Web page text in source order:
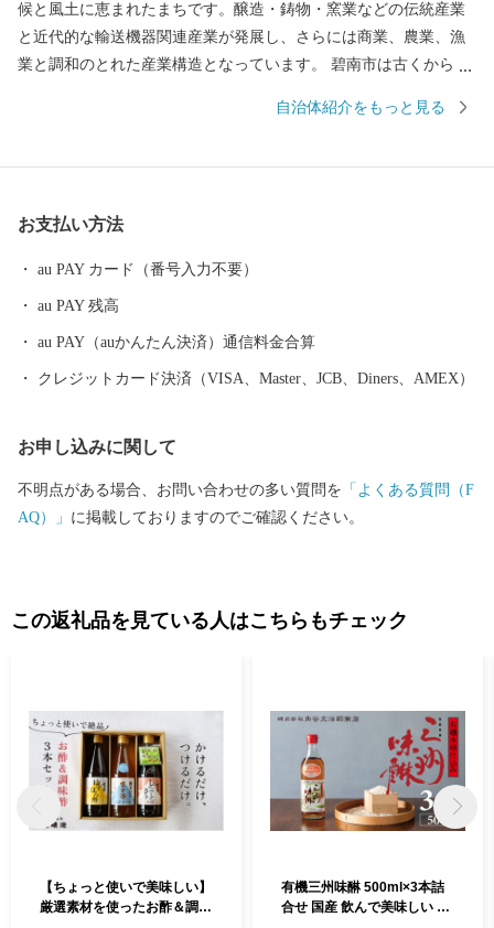
候と風土に恵まれたまちです。醸造・鋳物・窯業などの伝統産業
と近代的な輸送機器関連産業が発展し、さらには商業、農業、漁
業と調和のとれた産業構造となっています。 碧南市は古くから
の地」として有名です。そんな、醸造文化が生んだ特産品や、海
大切に、是非、碧南市にもお立ち寄りいただければと思います。
自治体紹介をもっと見る
お支払い方法
au PAY カード（番号入力不要）
au PAY 残高
au PAY（auかんたん決済）通信料金合算
クレジットカード決済（VISA、Master、JCB、Diners、AMEX）
お申し込みに関して
不明点がある場合、お問い合わせの多い質問を 「よくある質問（F
AQ）」 に掲載しておりますのでご確認ください。
この返礼品を見ている人はこちらもチェック
【ちょっと使いで美味しい】
厳選素材を使ったお酢＆調味
有機三州味醂 500ml×3本詰
合せ 国産 飲んで美味しい 味